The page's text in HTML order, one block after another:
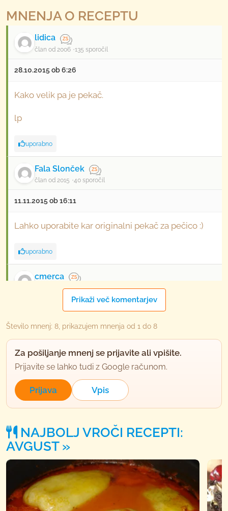
MNENJA O RECEPTU
lidica
član od 2006 135 sporočil
28.10.2015 ob 6:26
Kako velik pa je pekač.
lp
uporabno
Fala Slonček
član od 2015 40 sporočil
11.11.2015 ob 16:11
Lahko uporabite kar originalni pekač za pečico :)
uporabno
cmerca
član od 2013 21 sporočil
29.11.2015 ob 13:38
Podravljeni,
mene pa samo zanima, sicer je najbrž to že kje
napisano (se opravičujem), koliko bi mogla dati
navadnega kvasa, ker tega rožnatega ne dobim v
vsaki trgovini.
cmerca
uporabno
rimljanka
član od 2005 17907 sporočil
Prikaži več komentarjev
Število mnenj: 8, prikazujem mnenja od 1 do 8
Za pošiljanje mnenj se prijavite ali vpišite.
Prijavite se lahko tudi z Google računom.
Prijava Vpis
NAJBOLJ VROČI RECEPTI:
AVGUST